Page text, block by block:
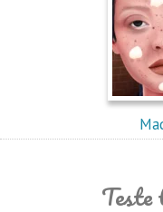
Teste